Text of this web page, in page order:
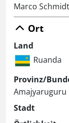
Marco Schmidt
Ort
Land
Ruanda
Provinz/
Amajyaruguru
Stadt